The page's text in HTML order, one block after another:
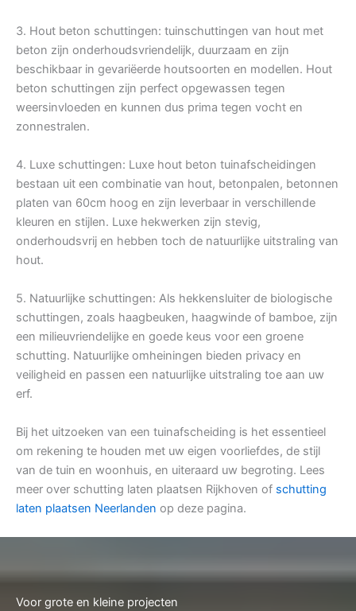
3. Hout beton schuttingen: tuinschuttingen van hout met
beton zijn onderhoudsvriendelijk, duurzaam en zijn
beschikbaar in gevariëerde houtsoorten en modellen. Hout
beton schuttingen zijn perfect opgewassen tegen
weersinvloeden en kunnen dus prima tegen vocht en
zonnestralen.
4. Luxe schuttingen: Luxe hout beton tuinafscheidingen
bestaan uit een combinatie van hout, betonpalen, betonnen
platen van 60cm hoog en zijn leverbaar in verschillende
kleuren en stijlen. Luxe hekwerken zijn stevig,
onderhoudsvrij en hebben toch de natuurlijke uitstraling van
hout.
5. Natuurlijke schuttingen: Als hekkensluiter de biologische
schuttingen, zoals haagbeuken, haagwinde of bamboe, zijn
een milieuvriendelijke en goede keus voor een groene
schutting. Natuurlijke omheiningen bieden privacy en
veiligheid en passen een natuurlijke uitstraling toe aan uw
erf.
Bij het uitzoeken van een tuinafscheiding is het essentieel
om rekening te houden met uw eigen voorliefdes, de stijl
van de tuin en woonhuis, en uiteraard uw begroting. Lees
meer over schutting laten plaatsen Rijkhoven of schutting
laten plaatsen Neerlanden op deze pagina.
Voor grote en kleine projecten